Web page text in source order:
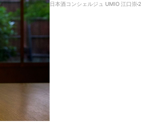
日本酒コンシェルジュ UMIO 江口崇